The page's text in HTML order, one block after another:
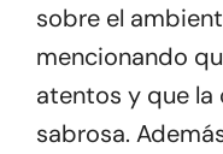
sobre el
mencionando
atentos y que
sabrosa.